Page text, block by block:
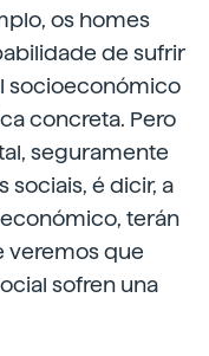
os homes
de sufrir
socioeconómico
concreta. Pero
seguramente
é dicir, a
terán
veremos que
sofren una